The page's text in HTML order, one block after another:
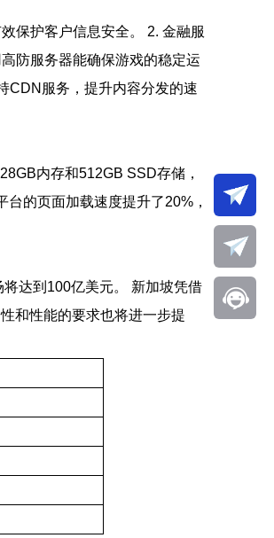
保护客户信息安全。 2. 金融服
防服务器能确保游戏的稳定运
CDN服务，提升内容分发的速
内存和512GB SSD存储，
的页面加载速度提升了20%，
达到100亿美元。 新加坡凭借
和性能的要求也将进一步提